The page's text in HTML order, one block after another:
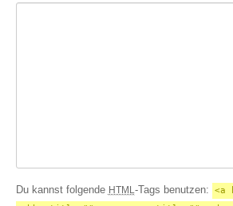
Du kannst folgende HTML -Tags benutzen:
<a